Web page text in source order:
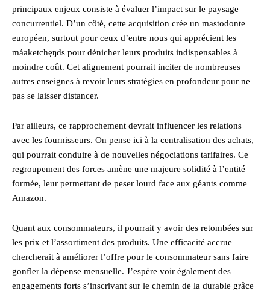
principaux enjeux consiste à évaluer l’impact sur le paysage
concurrentiel. D’un côté, cette acquisition crée un mastodonte
européen, surtout pour ceux d’entre nous qui apprécient les
máaketchęŋds pour dénicher leurs produits indispensables à
moindre coût. Cet alignement pourrait inciter de nombreuses
autres enseignes à revoir leurs stratégies en profondeur pour ne
pas se laisser distancer.
Par ailleurs, ce rapprochement devrait influencer les relations
avec les fournisseurs. On pense ici à la centralisation des achats,
qui pourrait conduire à de nouvelles négociations tarifaires. Ce
regroupement des forces amène une majeure solidité à l’entité
formée, leur permettant de peser lourd face aux géants comme
Amazon.
Quant aux consommateurs, il pourrait y avoir des retombées sur
les prix et l’assortiment des produits. Une efficacité accrue
chercherait à améliorer l’offre pour le consommateur sans faire
gonfler la dépense mensuelle. J’espère voir également des
engagements forts s’inscrivant sur le chemin de la durable grâce